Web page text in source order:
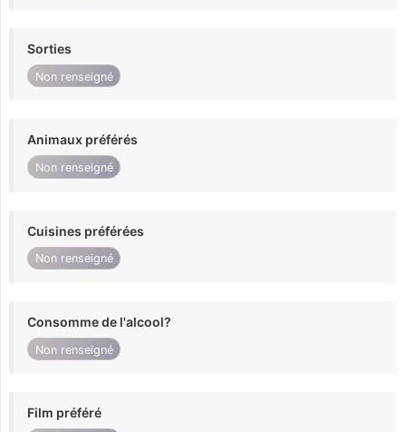
Sorties
Non renseigné
Animaux préférés
Non renseigné
Cuisines préférées
Non renseigné
Consomme de l'alcool?
Non renseigné
Film préféré